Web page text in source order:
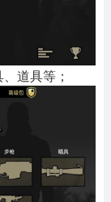
道具等；